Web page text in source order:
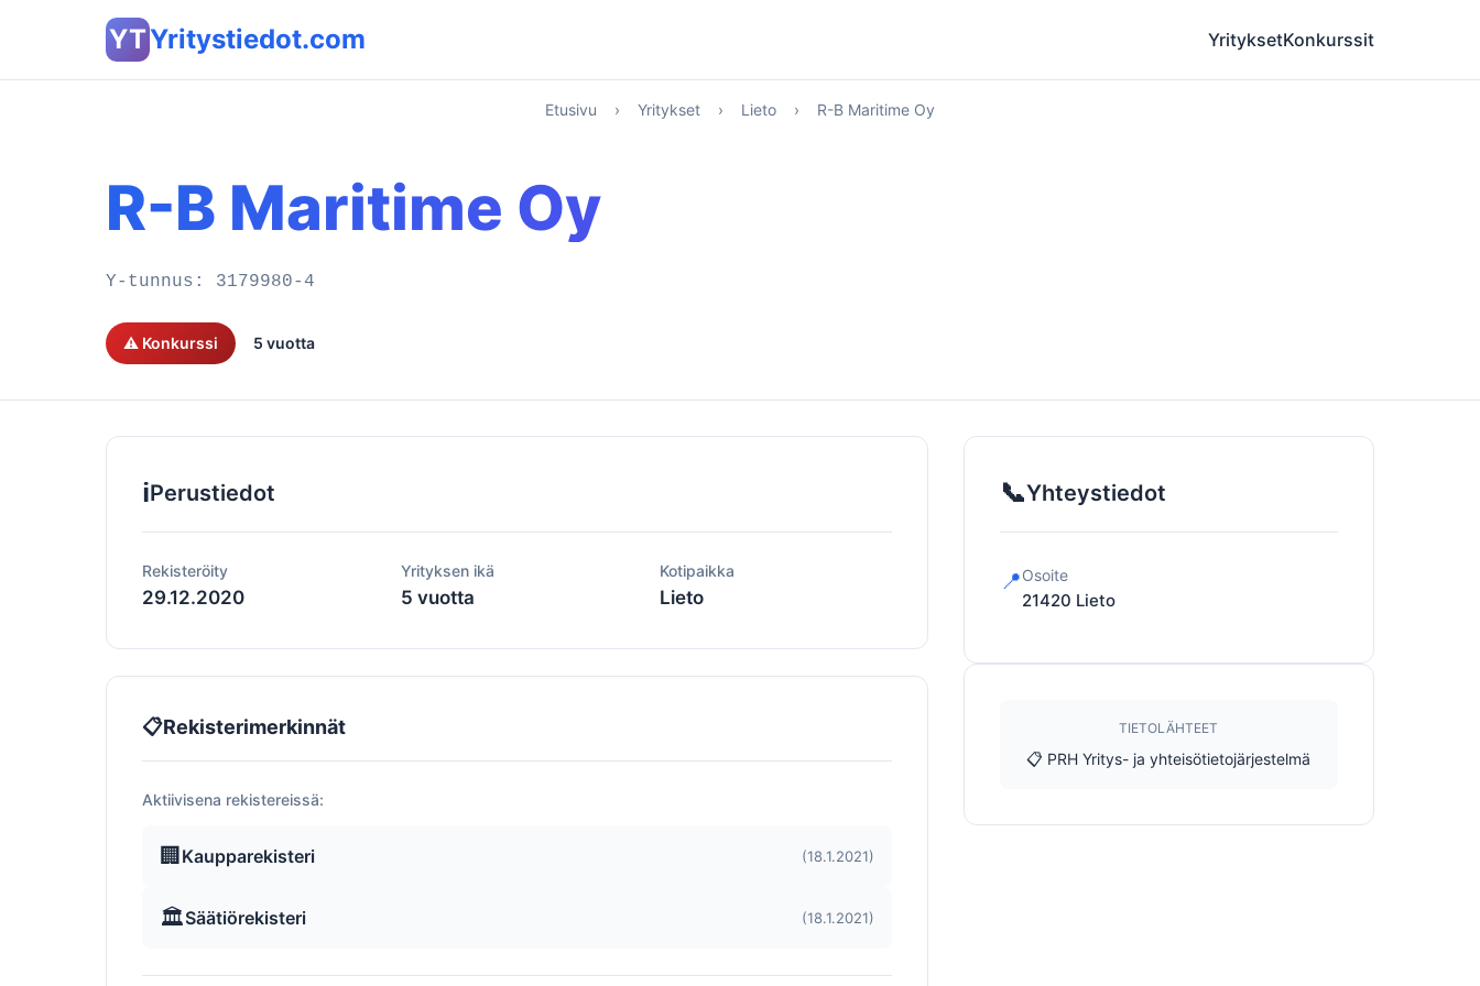
YTYritystiedot.com YrityksetKonkurssit
Etusivu › Yritykset › Lieto › R-B Maritime Oy
R-B Maritime Oy
Y-tunnus: 3179980-4
⚠️ Konkurssi 5 vuotta
ℹ️Perustiedot
Rekisteröity
29.12.2020
Yrityksen ikä
5 vuotta
Kotipaikka
Lieto
📋Rekisterimerkinnät
Aktiivisena rekistereissä:
🏢 Kaupparekisteri (18.1.2021)
🏛️Säätiörekisteri (18.1.2021)
📞Yhteystiedot
📍Osoite
21420 Lieto
TIETOLÄHTEET
📋 PRH Yritys- ja yhteisötietojärjestelmä